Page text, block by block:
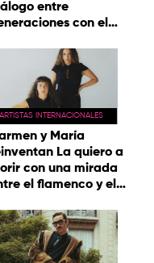
entre
con el
cenizas
ARTISTAS INTERNACIONALES
y María
La quiero a
con una mirada
el flamenco y el